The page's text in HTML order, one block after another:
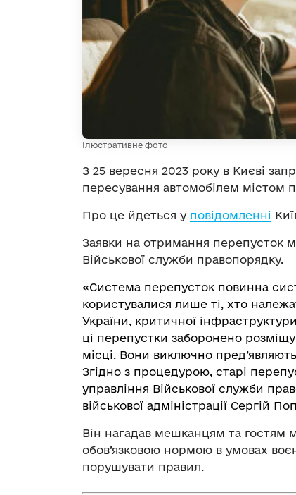
Ілюстративне фото
З 25 вересня 2023 року в Києві
пересування автомобілем містом
Про це йдеться у повідомленні
Заявки на отримання перепусток
Військової служби правопорядку.
«Система перепусток повинна
користувалися лише ті, хто
України, критичної
ці перепустки заборонено
місці. Вони виключно
Згідно з процедурою, старі
управління Військової служби
військової адміністрації Сергій
Він нагадав мешканцям та гостям
обов’язковою нормою в умовах
порушувати правил.